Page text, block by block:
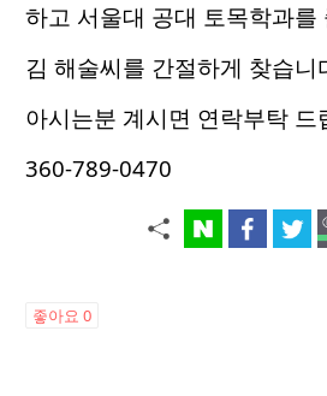
하고 서울대 공대 토목학과를
김 해술씨를 간절하게 찾습니
아시는분 계시면 연락부탁 드
360-789-0470
좋아요 0